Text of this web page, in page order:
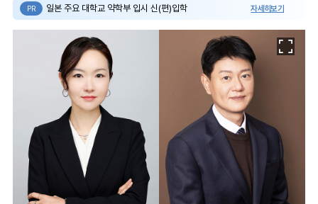
PR 일본 주요 대학교 약학부 입시 신(편)입학 자세히보기